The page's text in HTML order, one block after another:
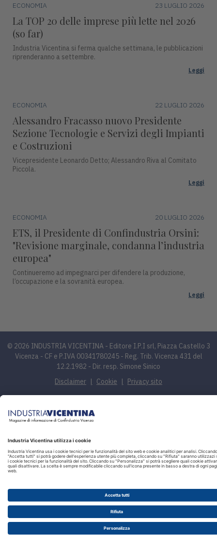
ECONOMIA 23 LUGLIO 2026
La TOP 20 delle imprese più lette nel 2026
(so far)
Industria Vicentina si ferma qualche settimana, le pubblicazioni
riprenderanno a settembre.
Leggi
ECONOMIA 22 LUGLIO 2026
Alessandro Fracasso nuovo Presidente
Sezione Tecnologie e Servizi degli Impianti
e Costruzioni
Vicepresidente Leonardo Detto; Alessandro Riva al Comitato
Piccola.
Leggi
ECONOMIA 20 LUGLIO 2026
ETS, il Presidente di Confindustria Orsini:
"Revisione marginale, condanna l’industria
europea"
Continueremo ad impegnarci per difendere la produzione,
l’occupazione e la sovranità europea.
Leggi
© 2026 INDUSTRIA VICENTINA - Editore I.P.I srl, Piazza Castello 3
Vicenza - CF e P.IVA 00341780245 - Reg. Trib. Vicenza 431 del
12.2.1982 - Dir. resp. Simone Sinico
Disclaimer
Cookie Privacy sito